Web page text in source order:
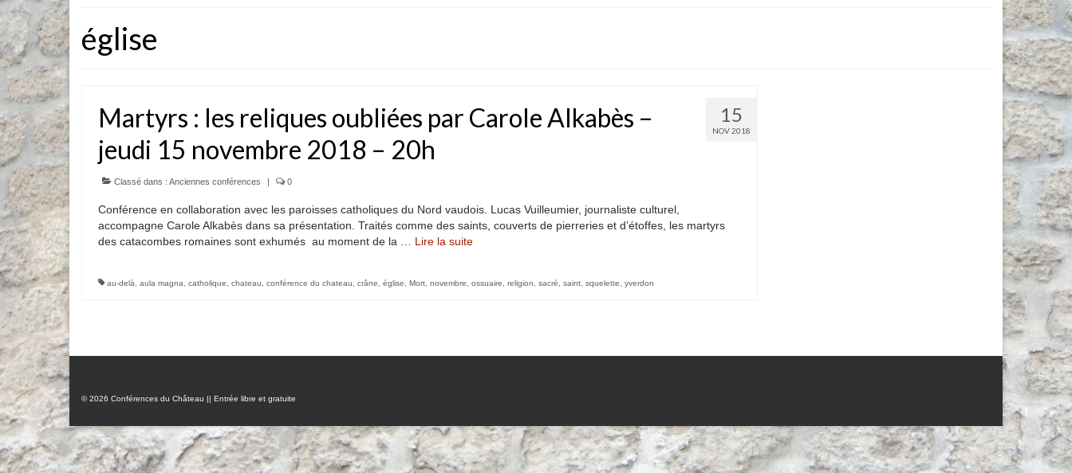
église
15
NOV 2018
Martyrs : les reliques oubliées par Carole Alkabès –
jeudi 15 novembre 2018 – 20h
Classé dans : Anciennes conférences | 0
Conférence en collaboration avec les paroisses catholiques du Nord vaudois. Lucas Vuilleumier, journaliste culturel,
accompagne Carole Alkabès dans sa présentation. Traités comme des saints, couverts de pierreries et d’étoffes, les martyrs
des catacombes romaines sont exhumés au moment de la … Lire la suite­­
au-delà aula magna catholique chateau conférence du chateau crâne église Mort novembre ossuaire religion sacré saint squelette yverdon
© 2026 Conférences du Château || Entrée libre et gratuite